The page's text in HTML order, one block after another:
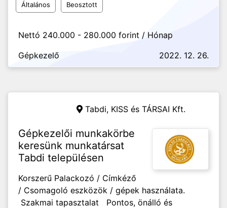
Általános Beosztott
Nettó 240.000 - 280.000 forint / Hónap
Gépkezelő
2022. 12. 26.
Tabdi, KISS és TÁRSAI Kft.
Gépkezelői munkakörbe
keresünk munkatársat
Tabdi településen
Korszerű Palackozó / Címkéző
/ Csomagoló eszközök / gépek használata.
Szakmai tapasztalat Pontos, önálló és